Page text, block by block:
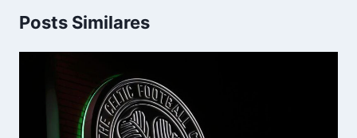
Posts Similares